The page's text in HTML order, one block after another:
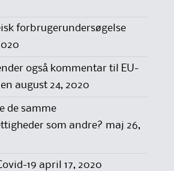
forbrugerundersøgelse
også kommentar til EU-
august 24, 2020
de samme
som andre? maj 26,
19 april 17, 2020